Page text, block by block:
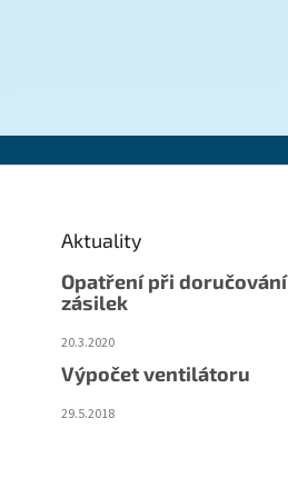
Aktuality
Opatření při doručování
zásilek
20.3.2020
Výpočet ventilátoru
29.5.2018